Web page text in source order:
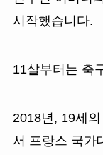
시작했습니다.
11살부터는 축
2018년, 19세
서 프랑스 국가